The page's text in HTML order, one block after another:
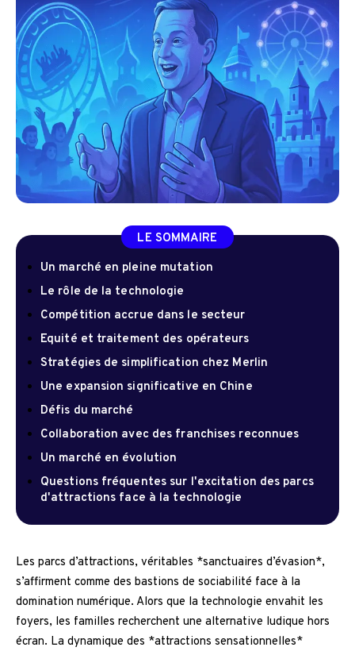
LE SOMMAIRE
Un marché en pleine mutation
Le rôle de la technologie
Compétition accrue dans le secteur
Equité et traitement des opérateurs
Stratégies de simplification chez Merlin
Une expansion significative en Chine
Défis du marché
Collaboration avec des franchises reconnues
Un marché en évolution
Questions fréquentes sur l'excitation des parcs
d'attractions face à la technologie
Les parcs d’attractions, véritables *sanctuaires d’évasion*,
s’affirment comme des bastions de sociabilité face à la
domination numérique. Alors que la technologie envahit les
foyers, les familles recherchent une alternative ludique hors
écran. La dynamique des *attractions sensationnelles*